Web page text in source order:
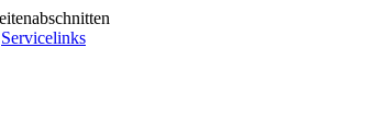
Servicelinks